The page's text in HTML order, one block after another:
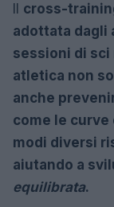
Il cross-
adottata dagli
sessioni di sci
atletica non
anche
come le
modi diversi
aiutando a
equilibrata.